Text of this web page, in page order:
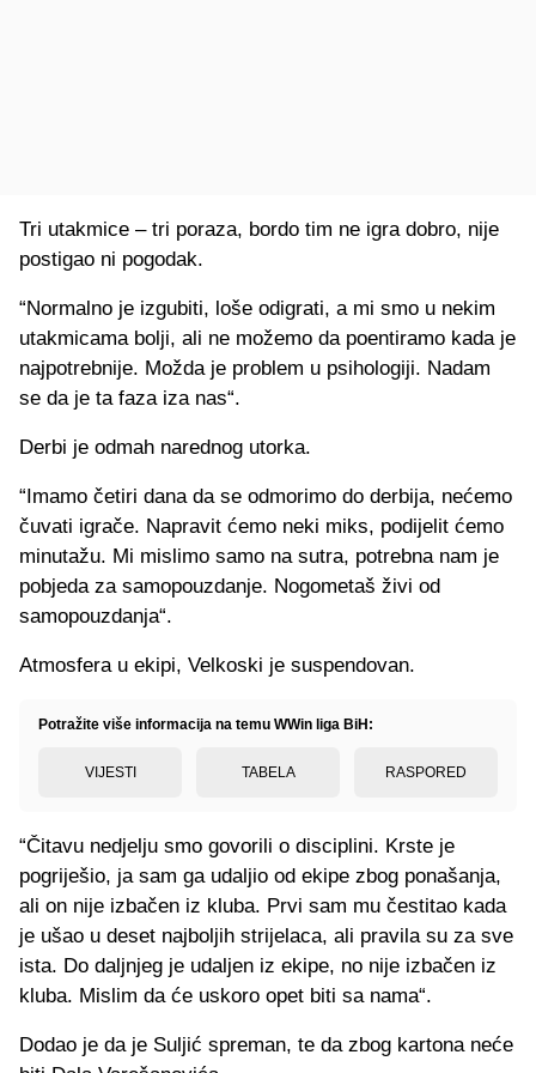
Tri utakmice – tri poraza, bordo tim ne igra dobro, nije
postigao ni pogodak.
“Normalno je izgubiti, loše odigrati, a mi smo u nekim
utakmicama bolji, ali ne možemo da poentiramo kada je
najpotrebnije. Možda je problem u psihologiji. Nadam
se da je ta faza iza nas“.
Derbi je odmah narednog utorka.
“Imamo četiri dana da se odmorimo do derbija, nećemo
čuvati igrače. Napravit ćemo neki miks, podijelit ćemo
minutažu. Mi mislimo samo na sutra, potrebna nam je
pobjeda za samopouzdanje. Nogometaš živi od
samopouzdanja“.
Atmosfera u ekipi, Velkoski je suspendovan.
Potražite više informacija na temu WWin liga BiH:
VIJESTI TABELA RASPORED
“Čitavu nedjelju smo govorili o disciplini. Krste je
pogriješio, ja sam ga udaljio od ekipe zbog ponašanja,
ali on nije izbačen iz kluba. Prvi sam mu čestitao kada
je ušao u deset najboljih strijelaca, ali pravila su za sve
ista. Do daljnjeg je udaljen iz ekipe, no nije izbačen iz
kluba. Mislim da će uskoro opet biti sa nama“.
Dodao je da je Suljić spreman, te da zbog kartona neće